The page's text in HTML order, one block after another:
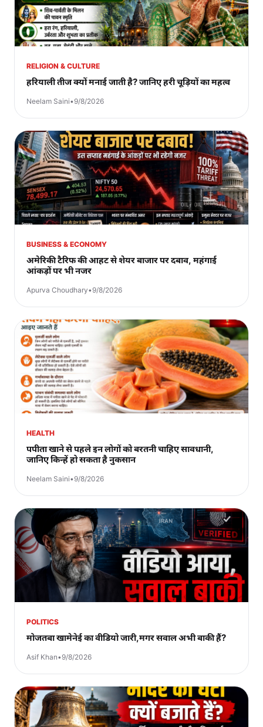
RELIGION & CULTURE
हरियाली तीज क्यों मनाई जाती है? जानिए हरी चूड़ियों का महत्व
Neelam Saini•9/8/2026
BUSINESS & ECONOMY
अमेरिकी टैरिफ की आहट से शेयर बाजार पर दबाव, महंगाई
आंकड़ों पर भी नजर
Apurva Choudhary•9/8/2026
HEALTH
पपीता खाने से पहले इन लोगों को बरतनी चाहिए सावधानी,
जानिए किन्हें हो सकता है नुकसान
Neelam Saini•9/8/2026
POLITICS
मोजतबा खामेनेई का वीडियो जारी,मगर सवाल अभी बाकी हैं?
Asif Khan•9/8/2026